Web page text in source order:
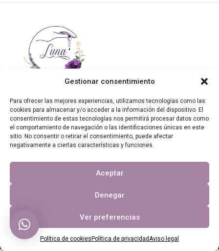
Gestionar consentimiento
Para ofrecer las mejores experiencias, utilizamos tecnologías como las
cookies para almacenar y/o acceder a la información del dispositivo. El
consentimiento de estas tecnologías nos permitirá procesar datos como
el comportamiento de navegación o las identificaciones únicas en este
sitio. No consentir o retirar el consentimiento, puede afectar
negativamente a ciertas características y funciones.
Aceptar
Denegar
Ver preferencias
Política de cookies Política de privacidadAviso legal
Contáctanos
Otros enlaces
Copyright 2023, Luna en busca del bienestar.
Página web financiada por el Programa KIT Digital. Plan de
Recuperación, Transformación y Resiliencia de España «Next
Generation EU». IMPORTE SUBVENCIONADO: 2.000,00€